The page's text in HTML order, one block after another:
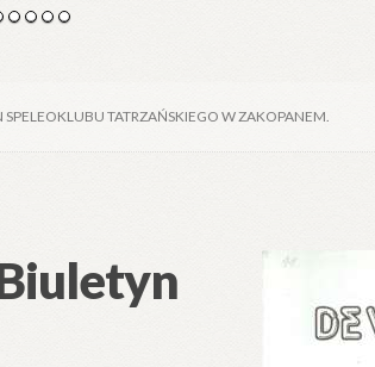
SPELEOKLUBU TATRZAŃSKIEGO W ZAKOPANEM.